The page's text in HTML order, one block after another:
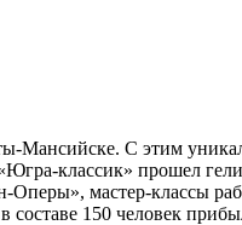
Мансийске. С этим
классик» прошел
мастер-классы
составе 150 человек